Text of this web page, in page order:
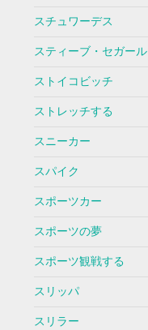
スチュワーデス
スティーブ・セガール
ストイコビッチ
ストレッチする
スニーカー
スパイク
スポーツカー
スポーツの夢
スポーツ観戦する
スリッパ
スリラー